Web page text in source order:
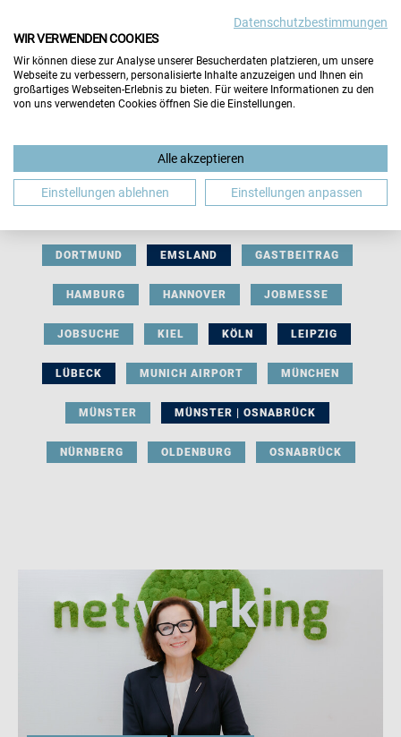
BERUFLICHE ORIENTIERUNG BEWERBUNG
DORTMUND EMSLAND GASTBEITRAG
HAMBURG HANNOVER JOBMESSE
JOBSUCHE KIEL KÖLN LEIPZIG
LÜBECK MUNICH AIRPORT MÜNCHEN
MÜNSTER MÜNSTER | OSNABRÜCK
NÜRNBERG OLDENBURG OSNABRÜCK
Datenschutzbestimmungen
WIR VERWENDEN COOKIES
Wir können diese zur Analyse unserer Besucherdaten platzieren, um unsere
Webseite zu verbessern, personalisierte Inhalte anzuzeigen und Ihnen ein
großartiges Webseiten-Erlebnis zu bieten. Für weitere Informationen zu den
von uns verwendeten Cookies öffnen Sie die Einstellungen.
Alle akzeptieren
Einstellungen ablehnen Einstellungen anpassen